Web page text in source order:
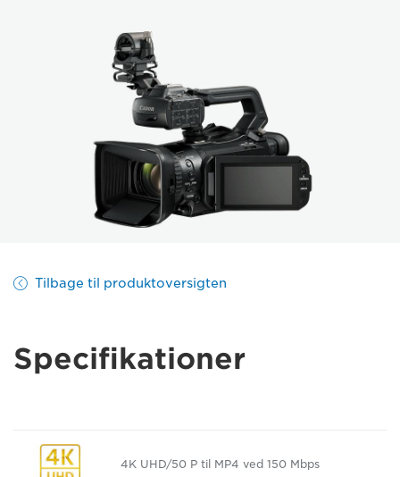
Tilbage til produktoversigten
Specifikationer
4K UHD/50 P til MP4 ved 150 Mbps